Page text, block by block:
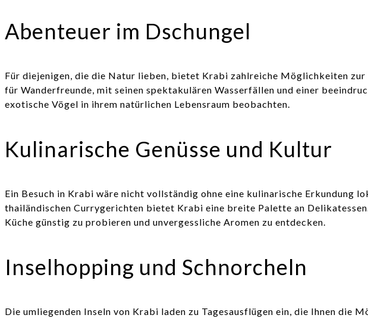
Abenteuer im Dschungel
Für diejenigen, die die Natur lieben, bietet Krabi zahlreiche Möglichkeiten
für Wanderfreunde, mit seinen spektakulären Wasserfällen und einer
exotische Vögel in ihrem natürlichen Lebensraum beobachten.
Kulinarische Genüsse und Kultur
Ein Besuch in Krabi wäre nicht vollständig ohne eine kulinarische
thailändischen Currygerichten bietet Krabi eine breite Palette an
Küche günstig zu probieren und unvergessliche Aromen zu entdecken.
Inselhopping und Schnorcheln
Die umliegenden Inseln von Krabi laden zu Tagesausflügen ein, die Ihnen